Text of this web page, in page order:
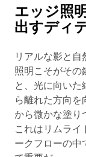
エッジ照
出すディ
リアルな影と
照明こそがその
と、光に向い
ら離れた方向
から微かな塗り
これはリムラ
ークフローの中